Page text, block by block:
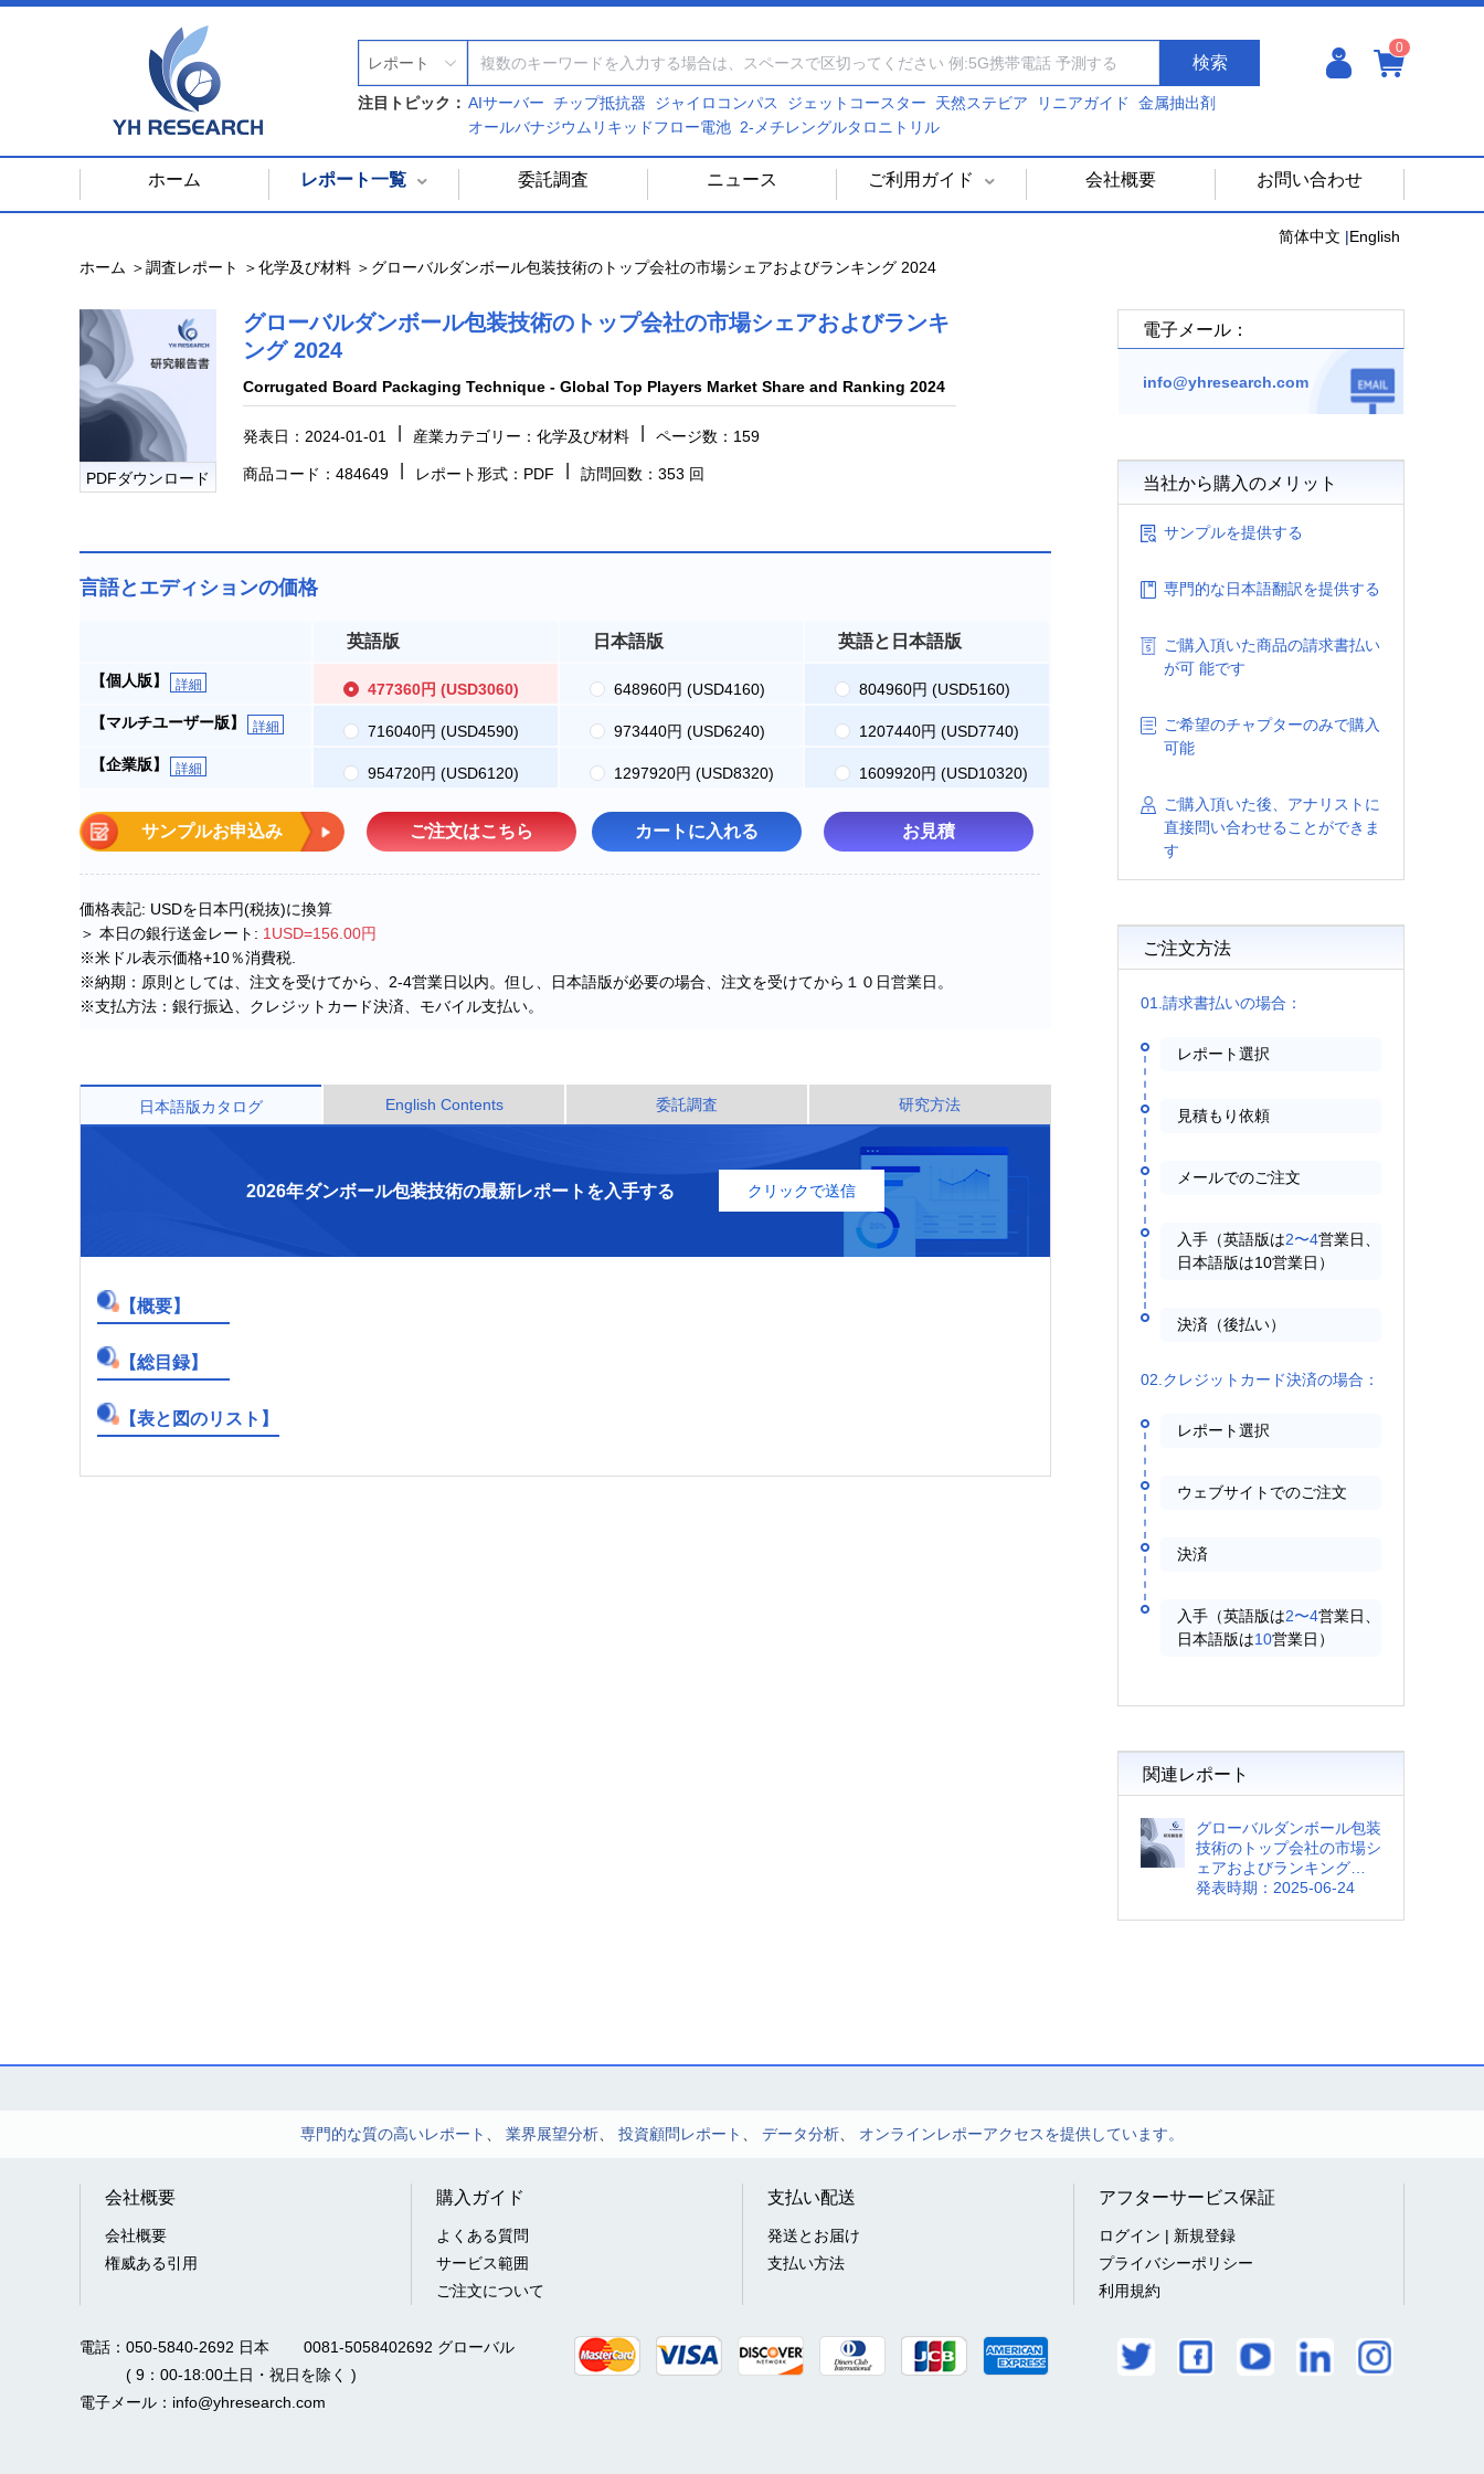
レポート 検索
0
注目トピック： AIサーバー チップ抵抗器 ジャイロコンパス ジェットコースター 天然ステビア リニアガイド 金属抽出剤
オールバナジウムリキッドフロー電池 2-メチレングルタロニトリル
ホーム レポート一覧 委託調査 ニュース ご利用ガイド 会社概要 お問い合わせ
简体中文 |English
ホーム ＞調査レポート ＞化学及び材料 ＞ グローバルダンボール包装技術のトップ会社の市場シェアおよびランキング 2024
PDFダウンロード
グローバルダンボール包装技術のトップ会社の市場シェアおよびランキ
ング 2024
Corrugated Board Packaging Technique - Global Top Players Market Share and Ranking 2024
発表日：2024-01-01 産業カテゴリー：化学及び材料 ページ数：159
商品コード：484649 レポート形式：PDF 訪問回数：353 回
言語とエディションの価格
英語版 日本語版 英語と日本語版
【個人版】 詳細 477360円 (USD3060) 648960円 (USD4160) 804960円(USD5160)
【マルチユーザー版】
詳細 716040円 (USD4590) 973440円 (USD6240) 1207440円(USD7740)
【企業版】
詳細 954720円 (USD6120) 1297920円 (USD8320) 1609920円(USD10320)
サンプルお申込み ご注文はこちら カートに入れる お見積
価格表記: USDを日本円(税抜)に換算
＞ 本日の銀行送金レート: 1USD=156.00円
※米ドル表示価格+10％消費税.
※納期：原則としては、注文を受けてから、2-4営業日以内。但し、日本語版が必要の場合、注文を受けてから１０日営業日。
※支払方法：銀行振込、クレジットカード決済、モバイル支払い。
日本語版カタログ English Contents 委託調査 研究方法
2026年ダンボール包装技術の最新レポートを入手する クリックで送信
【概要】
【総目録】
【表と図のリスト】
電子メール：
info@yhresearch.com
当社から購入のメリット
サンプルを提供する
専門的な日本語翻訳を提供する
ご購入頂いた商品の請求書払い
が可 能です
ご希望のチャプターのみで購入
可能
ご購入頂いた後、アナリストに
直接問い合わせることができま
す
ご注文方法
01.請求書払いの場合：
レポート選択
見積もり依頼
メールでのご注文
入手（英語版は2〜4営業日、
日本語版は10営業日）
決済（後払い）
02.クレジットカード決済の場合：
レポート選択
ウェブサイトでのご注文
決済
入手（英語版は2〜4営業日、
日本語版は10営業日）
関連レポート
グローバルダンボール包装
技術のトップ会社の市場シ
ェアおよびランキング
2025
発表時期：2025-06-24
専門的な質の高いレポート 業界展望分析 投資顧問レポート データ分析 オンラインレポーアクセスを提供しています。
会社概要
会社概要
権威ある引用
購入ガイド
よくある質問
サービス範囲
ご注文について
支払い配送
発送とお届け
支払い方法
アフターサービス保証
ログイン | 新規登録
プライバシーポリシー
利用規約
電話：050-5840-2692 日本
( 9：00-18:00土日・祝日を除く )
0081-5058402692 グローバル
電子メール：info@yhresearch.com